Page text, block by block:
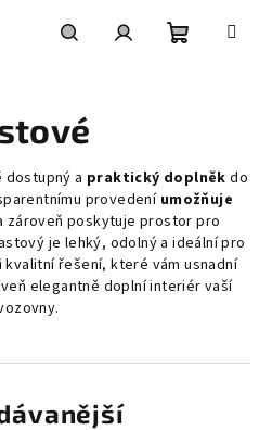
dostupný a praktický doplněk do
provedení umožňuje
zároveň poskytuje prostor pro
je lehký, odolný a ideální pro
řešení, které vám usnadní
elegantně doplní interiér vaší